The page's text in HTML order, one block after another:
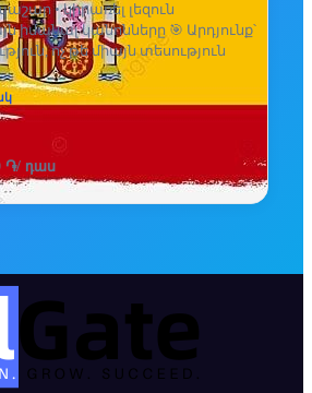
• կիրառել լեզուն
իմանալ կանոնները 🎯 Արդյունք՝
ոչ թե միայն տեսություն
֏/ դաս